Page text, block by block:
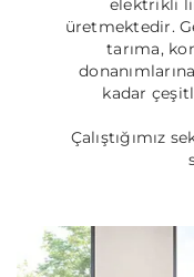
üretmektedir.
tarıma,
kadar
Çalıştığımız